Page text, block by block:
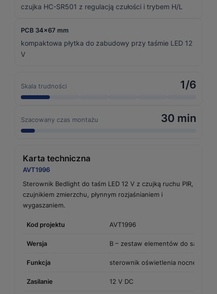
czujka HC-SR501 z regulacją czułości i trybem H/L
PCB 34×67 mm
kompaktowa płytka do zabudowy przy taśmie LED 12
V
Skala trudności 1/6
Szacowany czas montażu 30 min
Karta techniczna
AVT1996
Sterownik Bedlight do taśm LED 12 V z czujką ruchu PIR,
czujnikiem zmierzchu, płynnym rozjaśnianiem i
wygaszaniem.
Kod projektu AVT1996
Wersja B – zestaw elementów do
Funkcja sterownik oświetlenia nocnego
Zasilanie 12 V DC